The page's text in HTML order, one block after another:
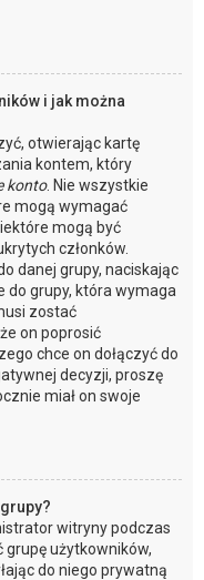
i jak można
otwierając kartę
kontem, który
konto. Nie wszystkie
mogą wymagać
mogą być
członków.
danej grupy, naciskając
do grupy, która wymaga
zostać
on poprosić
chce on dołączyć do
decyzji, proszę
miał on swoje
witryny podczas
użytkowników,
do niego prywatną